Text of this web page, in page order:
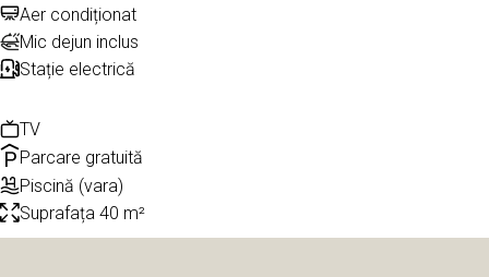
Aer condiționat
Mic dejun inclus
Stație electrică
TV
Parcare gratuită
Piscină (vara)
Suprafața 40 m²